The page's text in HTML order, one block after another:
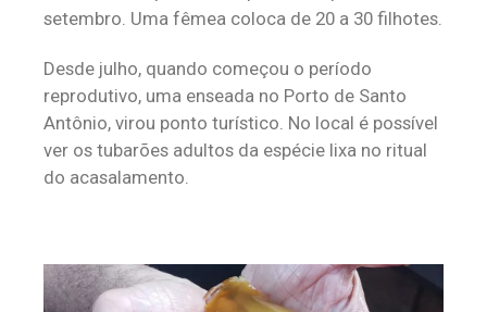
setembro. Uma fêmea coloca de 20 a 30 filhotes.
Desde julho, quando começou o período
reprodutivo, uma enseada no Porto de Santo
Antônio, virou ponto turístico. No local é possível
ver os tubarões adultos da espécie lixa no ritual
do acasalamento.